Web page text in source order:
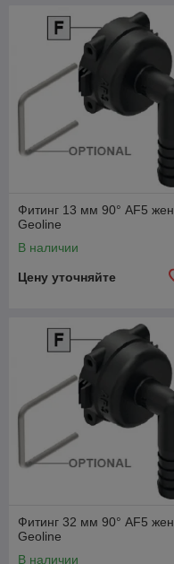
Фитинг 13 мм 90° AF5 жен.
Geoline
В наличии
Цену уточняйте
Фитинг 32 мм 90° AF5 жен.
Geoline
В наличии